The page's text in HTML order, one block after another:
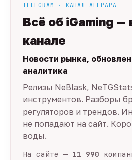
TELEGRAM · КАНАЛ AFFPAPA
Всё об iGaming —
канале
Новости рынка,
аналитика
Релизы NeBlask,
инструментов. Разборы
регуляторов и трендов.
не попадают на сайт.
воды.
На сайте — 11 990